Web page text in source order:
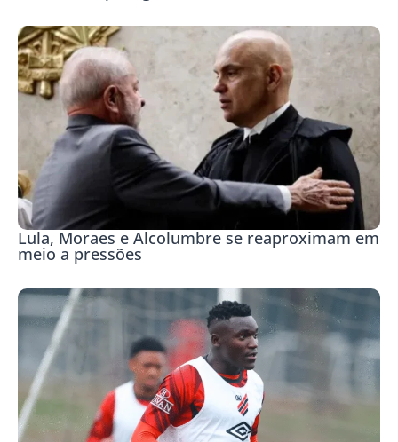
Lula, Moraes e Alcolumbre se reaproximam em
meio a pressões